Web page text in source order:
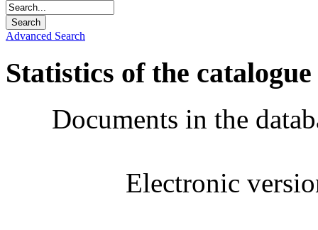
Advanced Search
Statistics of the catalogue
Documents in the
Electronic